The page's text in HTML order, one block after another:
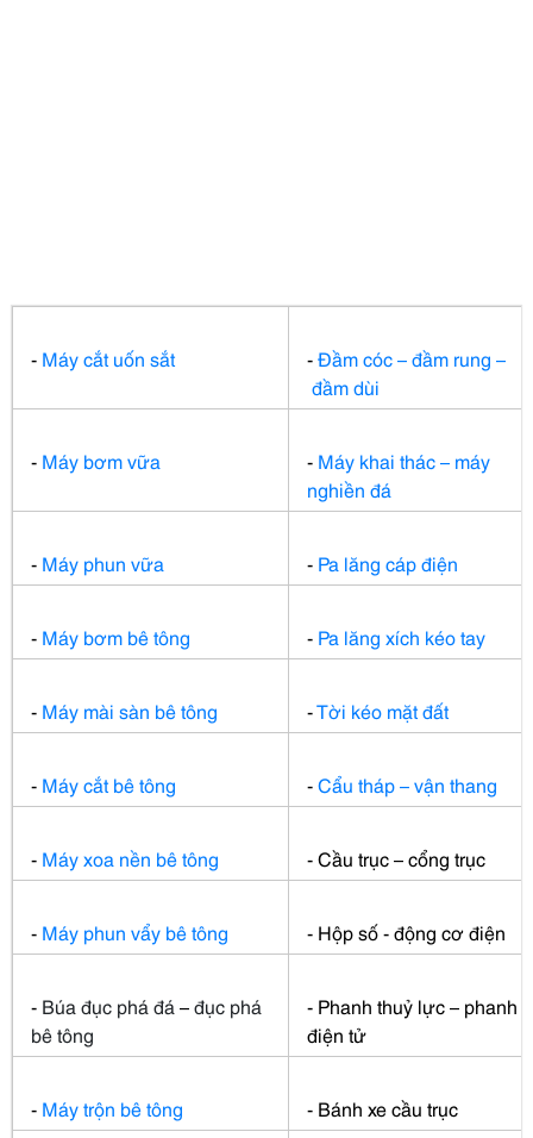
- Máy cắt uốn sắt -Đầm cóc – đầm rung –
đầm dùi
- Máy bơm vữa - Máy khai thác – máy
nghiền đá
- Máy phun vữa - Pa lăng cáp điện
- Máy bơm bê tông - Pa lăng xích kéo tay
- Máy mài sàn bê tông -Tời kéo mặt đất
- Máy cắt bê tông -Cẩu tháp – vận thang
- Máy xoa nền bê tông - Cầu trục – cổng trục
- Máy phun vẩy bê tông - Hộp số - động cơ điện
- Búa đục phá đá –đục phá
bê tông
- Phanh thuỷ lực – phanh
điện tử
- Máy trộn bê tông - Bánh xe cầu trục